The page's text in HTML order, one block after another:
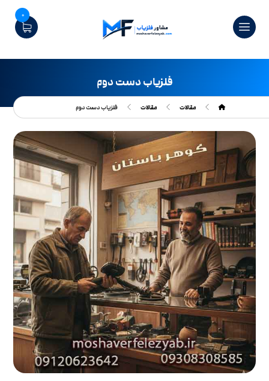
0
فلزیاب دست دوم
مقالات مقالات فلزیاب دست دوم